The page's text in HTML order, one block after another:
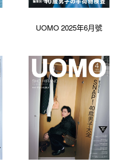
UOMO 2025年6月號